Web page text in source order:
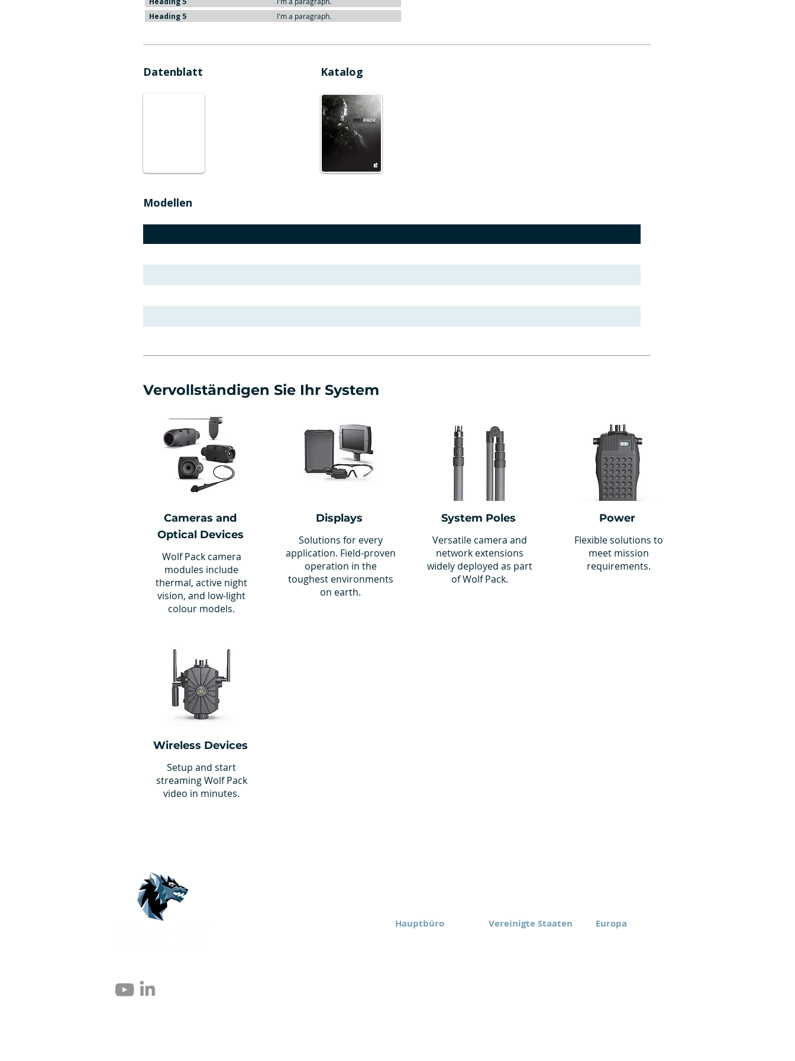
Heading 5 I'm a paragraph.
Datenblatt Katalog
Modellen
Vervollständigen Sie Ihr System
Cameras and
Optical Devices
Wolf Pack camera
modules include
thermal, active night
vision, and low-light
colour models.
Wireless Devices
Setup and start
streaming Wolf Pack
video in minutes.
Displays
Solutions for every
application. Field-proven
operation in the
toughest environments
on earth.
System Poles
Versatile camera and
network extensions
widely deployed as part
of Wolf Pack.
Power
Flexible solutions to
meet mission
requirements.
Hauptbüro Vereinigte Staaten Europa